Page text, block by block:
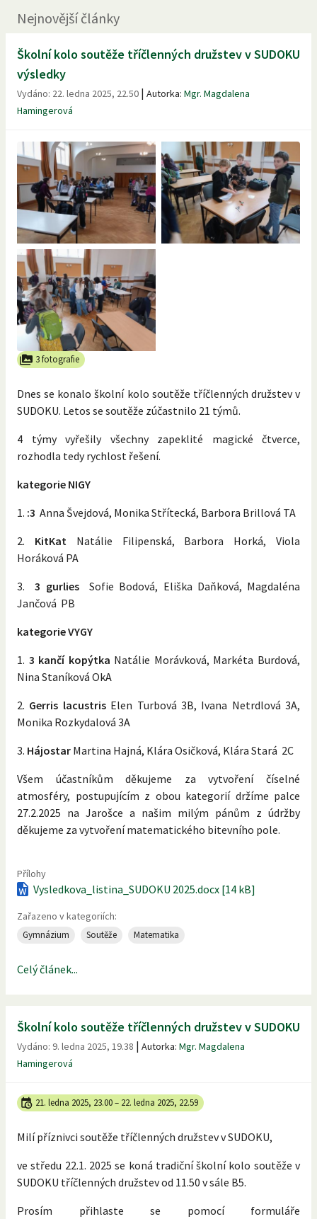
Nejnovější články
Školní kolo soutěže tříčlenných družstev v SUDOKU
výsledky
Vydáno: 22. ledna 2025, 22.50 | Autorka: Mgr. Magdalena
Hamingerová
3 fotografie
Dnes se konalo školní kolo soutěže tříčlenných družstev v
SUDOKU. Letos se soutěže zúčastnilo 21 týmů.
4 týmy vyřešily všechny zapeklité magické čtverce,
rozhodla tedy rychlost řešení.
kategorie NIGY
1. :3 Anna Švejdová, Monika Střítecká, Barbora Brillová TA
2. KitKat Natálie Filipenská, Barbora Horká, Viola
Horáková PA
3.3 gurliesSofie Bodová, Eliška Daňková, Magdaléna
Jančová PB
kategorie VYGY
1. 3 kančí kopýtka Natálie Morávková, Markéta Burdová,
Nina Staníková OkA
2. Gerris lacustrisElen Turbová 3B, Ivana Netrdlová 3A,
Monika Rozkydalová 3A
3. Hájostar Martina Hajná, Klára Osičková, Klára Stará 2C
Všem účastníkům děkujeme za vytvoření číselné
atmosféry, postupujícím z obou kategorií držíme palce
27.2.2025 na Jarošce a našim milým pánům z údržby
děkujeme za vytvoření matematického bitevního pole.
Přílohy
Vysledkova_listina_SUDOKU 2025.docx [14 kB]
Zařazeno v kategoriích:
Gymnázium Soutěže Matematika
Celý článek...
Školní kolo soutěže tříčlenných družstev v SUDOKU
Vydáno: 9. ledna 2025, 19.38 | Autorka: Mgr. Magdalena
Hamingerová
21. ledna 2025, 23.00– 22. ledna 2025, 22.59
Milí příznivci soutěže tříčlenných družstev v SUDOKU,
ve středu 22.1. 2025 se koná tradiční školní kolo soutěže v
SUDOKU tříčlenných družstev od 11.50 v sále B5.
Prosím přihlaste se pomocí formuláře